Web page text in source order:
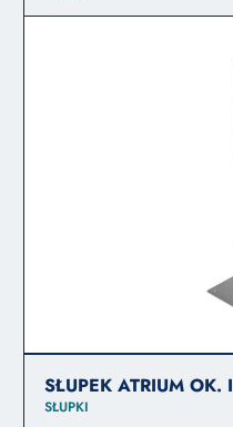
SŁUPEK ATRIUM OK. I
SŁUPKI